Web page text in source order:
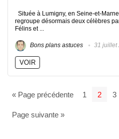
Située à Lumigny, en Seine-et-
regroupe désormais deux célèbres
Félins et ...
Bons plans astuces 31 juillet
VOIR
« Page précédente 1 2 3
Page suivante »